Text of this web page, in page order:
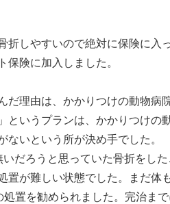
折しやすいので絶対に保険に入
保険に加入しました。
だ理由は、かかりつけの動物病
というプランは、かかりつけの
いという所が決め手でした。
だろうと思っていた骨折をし
置が難しい状態でした。まだ体
置を勧められました。完治まで